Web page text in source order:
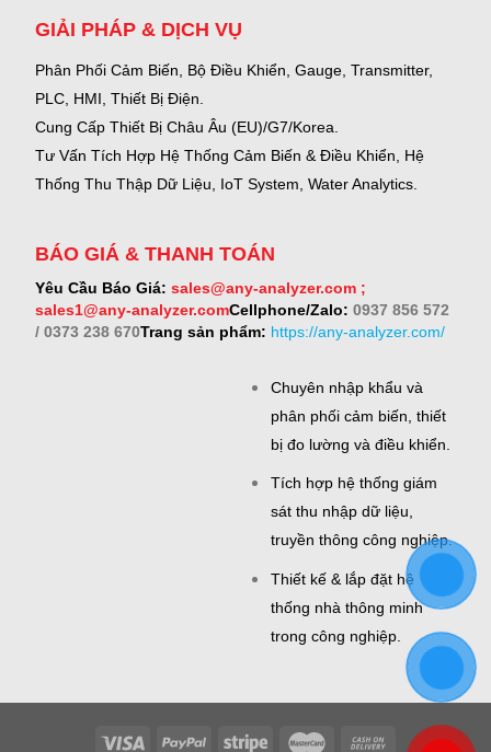
GIẢI PHÁP & DỊCH VỤ
Phân Phối Cảm Biến, Bộ Điều Khiển, Gauge, Transmitter,
PLC, HMI, Thiết Bị Điện.
Cung Cấp Thiết Bị Châu Âu (EU)/G7/Korea.
Tư Vấn Tích Hợp Hệ Thống Cảm Biến & Điều Khiển, Hệ
Thống Thu Thập Dữ Liệu, IoT System, Water Analytics.
BÁO GIÁ & THANH TOÁN
Yêu Cầu Báo Giá: sales@any-analyzer.com ;
sales1@any-analyzer.comCellphone/Zalo: 0937 856 572
/ 0373 238 670Trang sản phẩm: https://any-analyzer.com/
Chuyên nhập khẩu và
phân phối cảm biến, thiết
bị đo lường và điều khiển.
Tích hợp hệ thống giám
sát thu nhập dữ liệu,
truyền thông công nghiệp.
Thiết kế & lắp đặt hệ
thống nhà thông minh
trong công nghiệp.